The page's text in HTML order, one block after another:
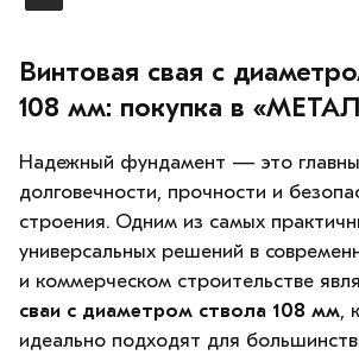
Винтовая свая с
108 мм: покупка в
Надежный фундамент — это
долговечности, прочности и
строения. Одним из самых
универсальных решений в
и коммерческом строительстве
сваи с диаметром ствола 108 мм
идеально подходят для